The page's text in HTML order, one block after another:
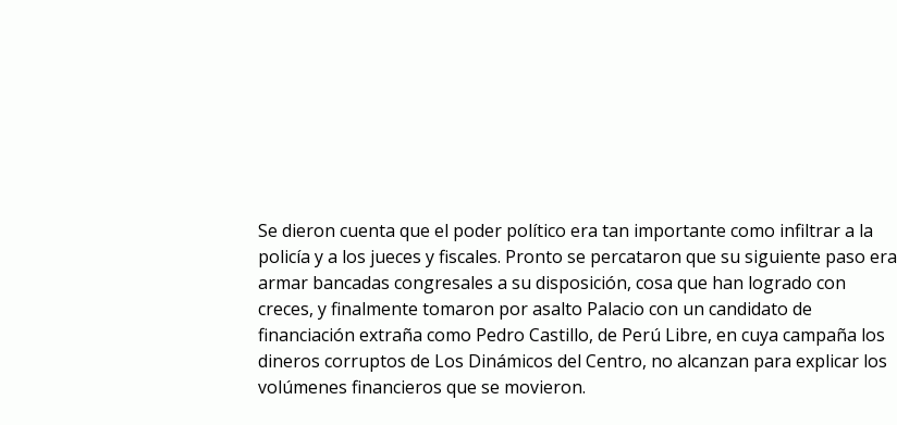
Se dieron cuenta que el poder político era tan importante como infiltrar a la
policía y a los jueces y fiscales. Pronto se percataron que su siguiente paso era
armar bancadas congresales a su disposición, cosa que han logrado con
creces, y finalmente tomaron por asalto Palacio con un candidato de
financiación extraña como Pedro Castillo, de Perú Libre, en cuya campaña los
dineros corruptos de Los Dinámicos del Centro, no alcanzan para explicar los
volúmenes financieros que se movieron.